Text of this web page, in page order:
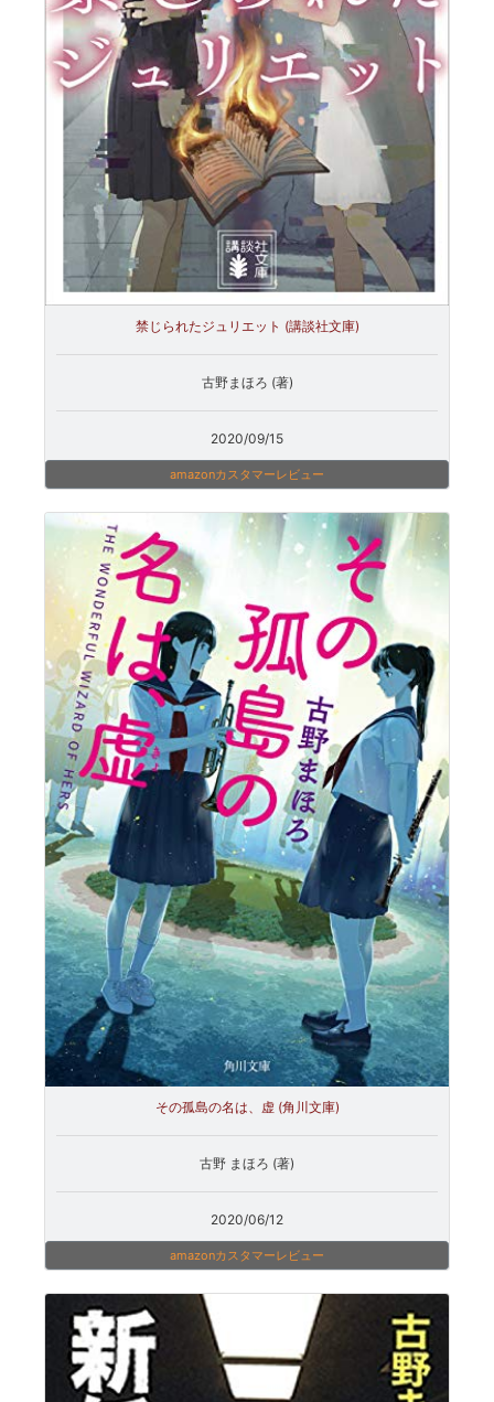
禁じられたジュリエット (講談社文庫)
古野まほろ (著)
2020/09/15
amazonカスタマーレビュー
その孤島の名は、虚 (角川文庫)
古野 まほろ (著)
2020/06/12
amazonカスタマーレビュー